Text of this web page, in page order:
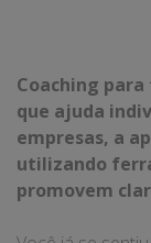
Coaching
que ajuda
empresas, a
utilizando
promovem